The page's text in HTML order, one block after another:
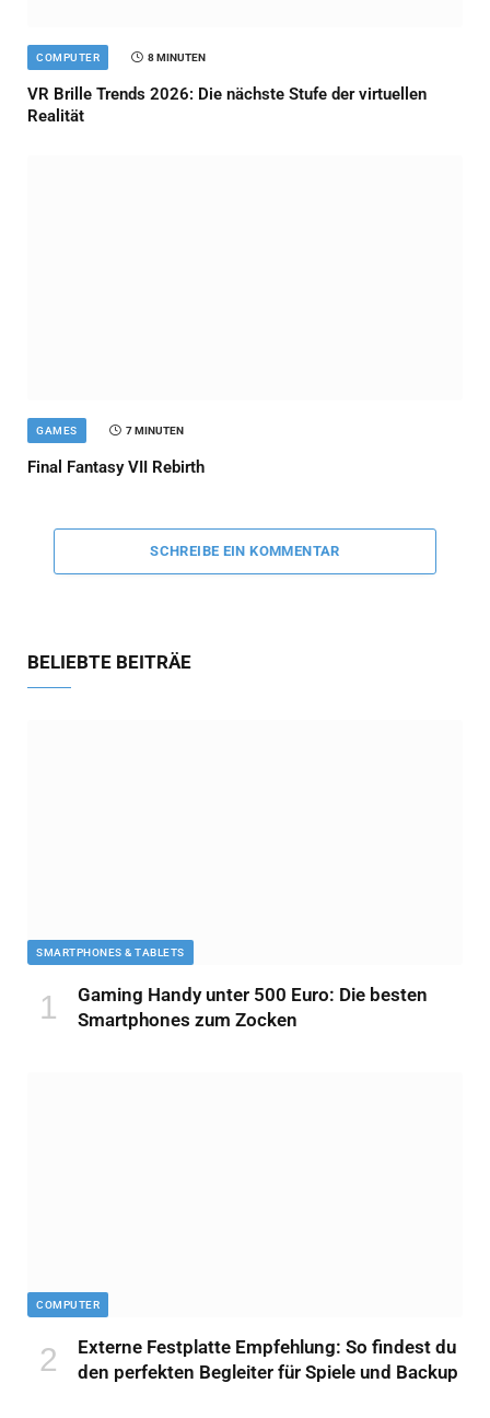
COMPUTER 8 MINUTEN
VR Brille Trends 2026: Die nächste Stufe der virtuellen
Realität
GAMES 7 MINUTEN
Final Fantasy VII Rebirth
SCHREIBE EIN KOMMENTAR
BELIEBTE BEITRÄE
SMARTPHONES & TABLETS
Gaming Handy unter 500 Euro: Die besten
Smartphones zum Zocken
COMPUTER
Externe Festplatte Empfehlung: So findest du
den perfekten Begleiter für Spiele und Backup